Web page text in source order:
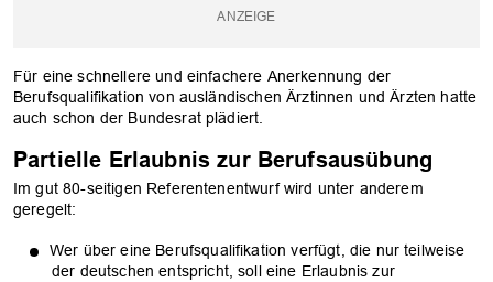
Für eine schnellere und einfachere Anerkennung der
Berufsqualifikation von ausländischen Ärztinnen und Ärzten hatte
auch schon der Bundesrat plädiert.
Partielle Erlaubnis zur Berufsausübung
Im gut 80-seitigen Referentenentwurf wird unter anderem
geregelt:
Wer über eine Berufsqualifikation verfügt, die nur teilweise
der deutschen entspricht, soll eine Erlaubnis zur